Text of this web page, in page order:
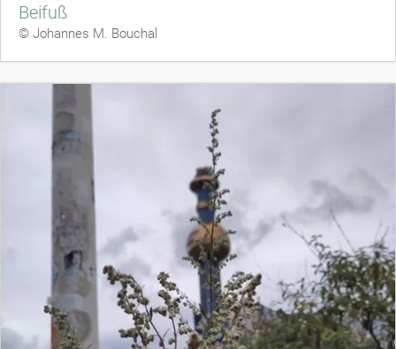
Beifuß
© Johannes M. Bouchal